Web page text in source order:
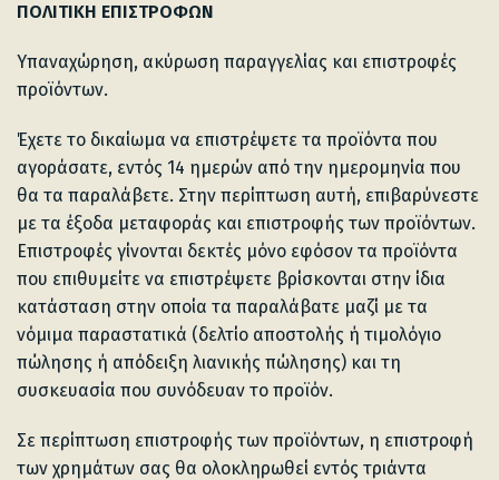
ΠΟΛΙΤΙΚΗ ΕΠΙΣΤΡΟΦΩΝ
Υπαναχώρηση, ακύρωση παραγγελίας και επιστροφές
προϊόντων.
Έχετε το δικαίωμα να επιστρέψετε τα προϊόντα που
αγοράσατε, εντός 14 ημερών από την ημερομηνία που
θα τα παραλάβετε. Στην περίπτωση αυτή, επιβαρύνεστε
με τα έξοδα μεταφοράς και επιστροφής των προϊόντων.
Επιστροφές γίνονται δεκτές μόνο εφόσον τα προϊόντα
που επιθυμείτε να επιστρέψετε βρίσκονται στην ίδια
κατάσταση στην οποία τα παραλάβατε μαζί με τα
νόμιμα παραστατικά (δελτίο αποστολής ή τιμολόγιο
πώλησης ή απόδειξη λιανικής πώλησης) και τη
συσκευασία που συνόδευαν το προϊόν.
Σε περίπτωση επιστροφής των προϊόντων, η επιστροφή
των χρημάτων σας θα ολοκληρωθεί εντός τριάντα